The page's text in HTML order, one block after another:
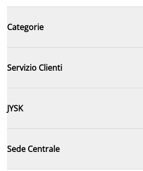
Categorie
Servizio Clienti
JYSK
Sede Centrale